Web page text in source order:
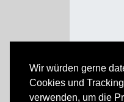
Wir würden gerne
Cookies und
verwenden, um die
VS Aktuell